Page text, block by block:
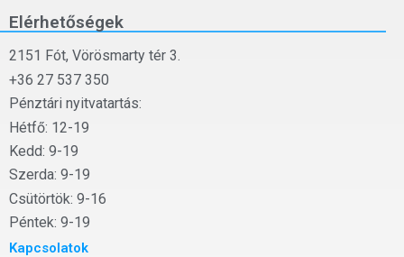
Elérhetőségek
2151 Fót, Vörösmarty tér 3.
+36 27 537 350
Pénztári nyitvatartás:
Hétfő: 12-19
Kedd: 9-19
Szerda: 9-19
Csütörtök: 9-16
Péntek: 9-19
Kapcsolatok